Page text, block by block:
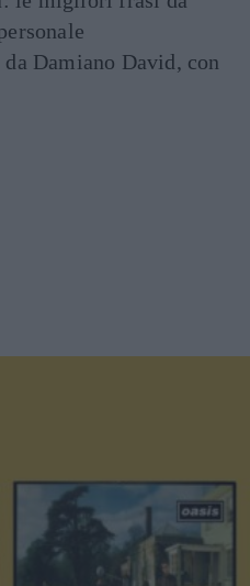
Damiano David, con